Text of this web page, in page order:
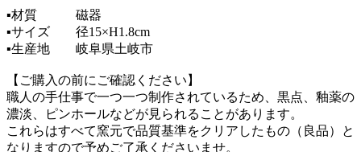
▪︎材質 磁器
▪︎サイズ 径15×H1.8cm
▪︎生産地 岐阜県土岐市
【ご購入の前にご確認ください】
職人の手仕事で一つ一つ制作されているため、黒点、釉薬の
濃淡、ピンホールなどが見られることがあります。
これらはすべて窯元で品質基準をクリアしたもの（良品）と
なりますので予めご了承くださいませ。